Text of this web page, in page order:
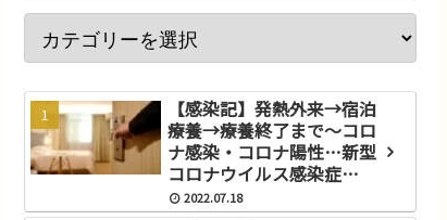
マ
2021.04.14
【感染記】発熱外来→宿泊
療養→療養終了まで～コロ
ナ感染・コロナ陽性…新型
コロナウイルス感染症
(COVID‑19)にかかったと思
2022.07.18